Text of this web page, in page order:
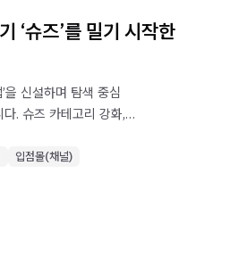
‘슈즈’를 밀기 시작한
을 신설하며 탐색 중심
. 슈즈 카테고리 강화,
할 운영 전략을 분석합니다.
입점몰(채널)